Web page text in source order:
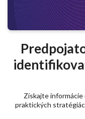
Získajte informácie
praktických